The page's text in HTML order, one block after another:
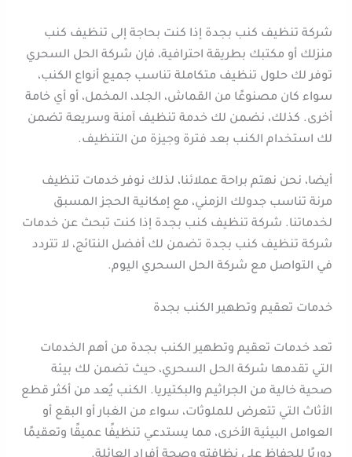
شركة تنظيف كنب بجدة إذا كنت بحاجة إلى تنظيف كنب
منزلك أو مكتبك بطريقة احترافية، فإن شركة الحل السحري
توفر لك حلول تنظيف متكاملة تناسب جميع أنواع الكنب،
سواء كان مصنوعًا من القماش، الجلد، المخمل، أو أي خامة
أخرى. كذلك، نضمن لك خدمة تنظيف آمنة وسريعة تضمن
لك استخدام الكنب بعد فترة وجيزة من التنظيف.
أيضا، نحن نهتم براحة عملائنا، لذلك نوفر خدمات تنظيف
مرنة تناسب جدولك الزمني، مع إمكانية الحجز المسبق
لخدماتنا. شركة تنظيف كنب بجدة إذا كنت تبحث عن خدمات
شركة تنظيف كنب بجدة تضمن لك أفضل النتائج، لا تتردد
في التواصل مع شركة الحل السحري اليوم.
خدمات تعقيم وتطهير الكنب بجدة
تعد خدمات تعقيم وتطهير الكنب بجدة من أهم الخدمات
التي تقدمها شركة الحل السحري، حيث تضمن لك بيئة
صحية خالية من الجراثيم والبكتيريا. الكنب يُعد من أكثر قطع
الأثاث التي تتعرض للملوثات، سواء من الغبار أو البقع أو
العوامل البيئية الأخرى، مما يستدعي تنظيفًا عميقًا وتعقيمًا